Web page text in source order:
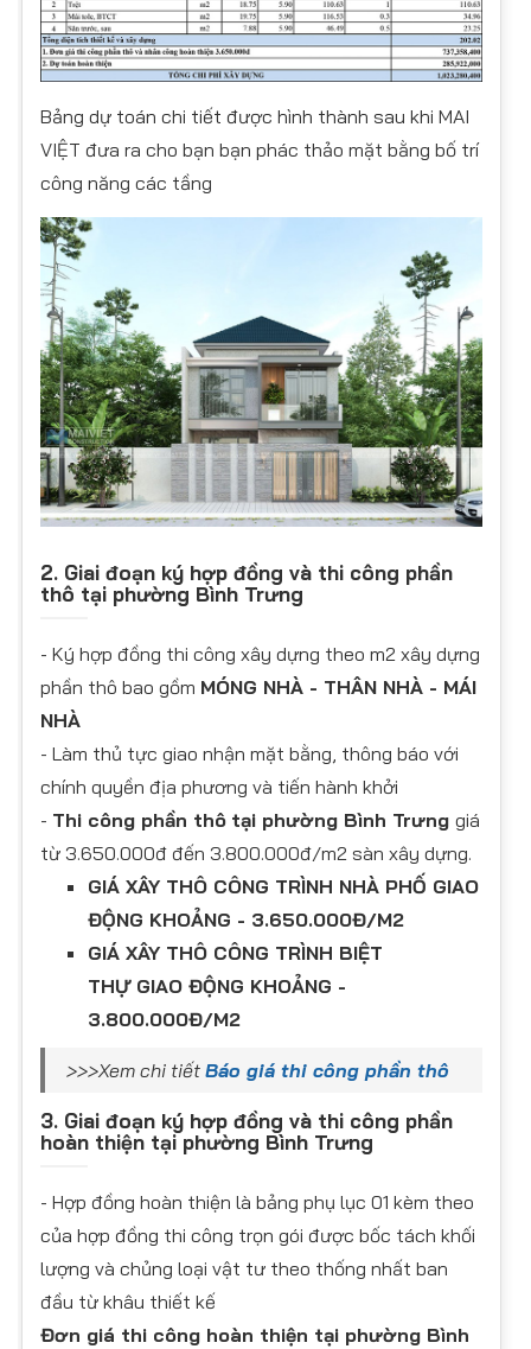
Bảng dự toán chi tiết được hình thành sau khi MAI
VIỆT đưa ra cho bạn bạn phác thảo mặt bằng bố trí
công năng các tầng
2. Giai đoạn ký hợp đồng và thi công phần
thô tại phường Bình Trưng
- Ký hợp đồng thi công xây dựng theo m2 xây dựng
phần thô bao gồm MÓNG NHÀ - THÂN NHÀ - MÁI
NHÀ
- Làm thủ tực giao nhận mặt bằng, thông báo với
chính quyền địa phương và tiến hành khởi
- Thi công phần thô tại phường Bình Trưng giá
từ 3.650.000đ đến 3.800.000đ/m2 sàn xây dựng.
GIÁ XÂY THÔ CÔNG TRÌNH NHÀ PHỐ GIAO
ĐỘNG KHOẢNG - 3.650.000Đ/M2
GIÁ XÂY THÔ CÔNG TRÌNH BIỆT
THỰ GIAO ĐỘNG KHOẢNG -
3.800.000Đ/M2
>>>Xem chi tiết Báo giá thi công phần thô
3. Giai đoạn ký hợp đồng và thi công phần
hoàn thiện tại phường Bình Trưng
- Hợp đồng hoàn thiện là bảng phụ lục 01 kèm theo
của hợp đồng thi công trọn gói được bốc tách khối
lượng và chủng loại vật tư theo thống nhất ban
đầu từ khâu thiết kế
Đơn giá thi công hoàn thiện tại phường Bình